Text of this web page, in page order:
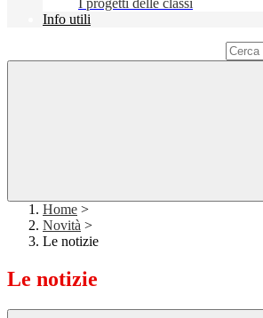
I progetti delle classi
Info utili
Home >
Novità >
Le notizie
Le notizie